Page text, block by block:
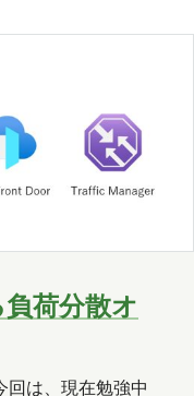
OpenAI
荷分散オ
回は、現在勉強中